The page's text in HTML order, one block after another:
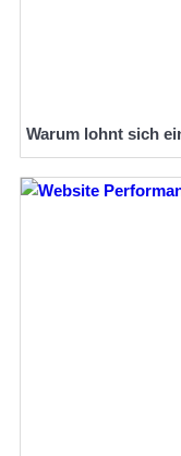
Warum lohnt sich